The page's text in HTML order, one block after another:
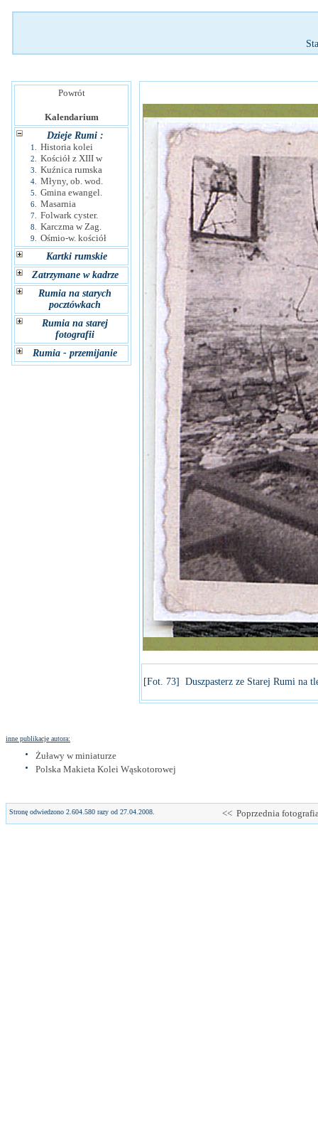
Powrót
Kalendarium
Dzieje Rumi :
1. Historia kolei
2. Kościół z XIII w
3. Kuźnica rumska
4. Młyny, ob. wod.
5. Gmina ewangel.
6. Masarnia
7. Folwark cyster.
8. Karczma w Zag.
9.
Ośmio-w. kościół
Kartki rumskie
Zatrzymane w kadrze
Rumia na starych
pocztówkach
Rumia na starej
fotografii
Rumia - przemijanie
[Fot. 73] Duszpasterz ze Starej Rumi na
inne publikacje autora:
Żuławy w miniaturze
Polska Makieta Kolei Wąskotorowej
Stronę odwiedzono 2.604.580 razy od 27.04.2008. << Poprzednia